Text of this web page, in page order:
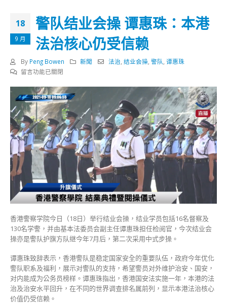
18
9 月
警队结业会操 谭惠珠：本港
法治核心仍受信赖
By Peng Bowen 新聞 法治,结业会操,警队,谭惠珠
在
结
业
会
操
谭
惠
珠：
本
港
法
治
心
仍
受
信
赖〉
中
留言功能已關閉
香港警察学院今日（18日）举行结业会操，结业学员包括16名督察及
130名学警，并由基本法委员会副主任谭惠珠担任检阅官，今次结业会
操亦是警队护旗方队继今年7月后，第二次采用中式步操。
谭惠珠致辞表示，香港警队是稳定国家安全的重要队伍，政府今年优化
警队职系及福利，展示对警队的支持，希望警员对外维护治安、国安，
对内能成为公务员榜样。谭惠珠指出，香港国安法实施一年，本港的法
治及治安水平回升，在不同的世界调查排名属前列，显示本港法治核心
价值仍受信赖。